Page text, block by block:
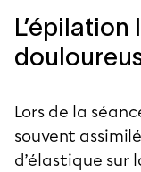
Lors de la
souvent
d’élastique sur